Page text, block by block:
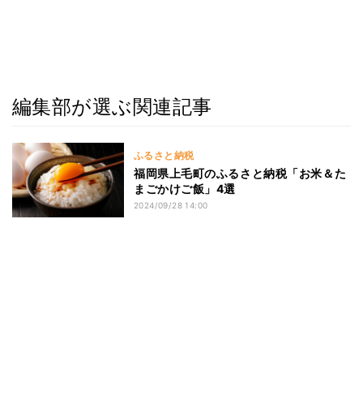
編集部が選ぶ関連記事
ふるさと納税
福岡県上毛町のふるさと納税「お米＆た
まごかけご飯」4選
2024/09/28 14:00